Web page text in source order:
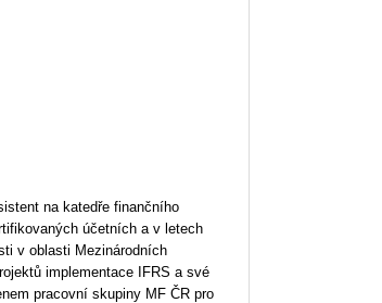
na katedře finančního
účetních a v letech
v oblasti Mezinárodních
implementace IFRS a své
pracovní skupiny MF ČR pro